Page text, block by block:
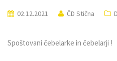
02.12.2021 ČD Stična
Spoštovani čebelarke in čebelarji !